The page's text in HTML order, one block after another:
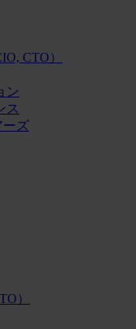
CTO）
ン
ス
ーズ
）